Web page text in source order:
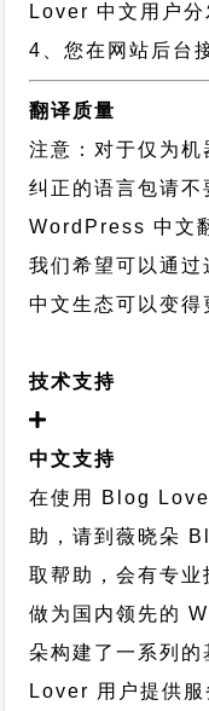
Lover 中文用户分
4、您在网站后台
翻译质量
注意：对于仅为
纠正的语言包请不
WordPress 中文
我们希望可以通
中文生态可以变得
技术支持
中文支持
在使用 Blog
助，请到薇晓朵
取帮助，会有专业
做为国内领先的
朵构建了一系列
Lover 用户提供